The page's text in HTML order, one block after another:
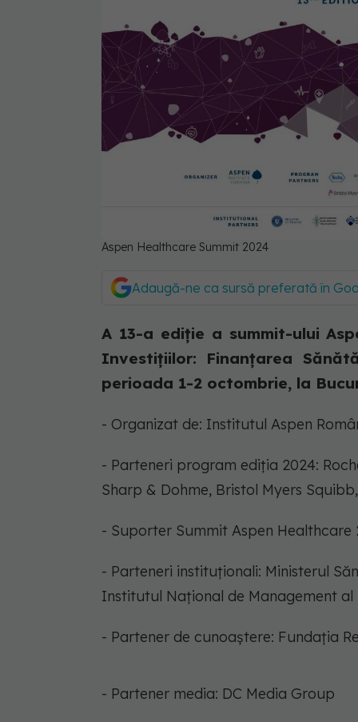
Aspen Healthcare Summit 2024
Adaugă-ne ca sursă preferată în
A 13-a ediție a summit-ului
Investițiilor: Finanțarea
perioada 1-2 octombrie, la
- Organizat de: Institutul Aspen
- Parteneri program ediția 2024:
Sharp & Dohme, Bristol Myers
- Suporter Summit Aspen Healthcare
- Parteneri instituționali: Ministerul
Institutul Național de Management
- Partener de cunoaștere: Fundația
- Partener media: DC Media Group